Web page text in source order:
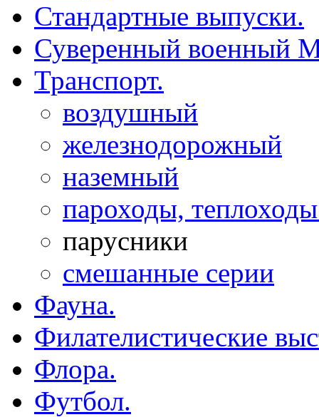
Стандартные выпуски.
Суверенный военный
Транспорт.
воздушный
железнодорожный
наземный
пароходы,
парусники
смешанные серии
Фауна.
Филателистические
Флора.
Футбол.